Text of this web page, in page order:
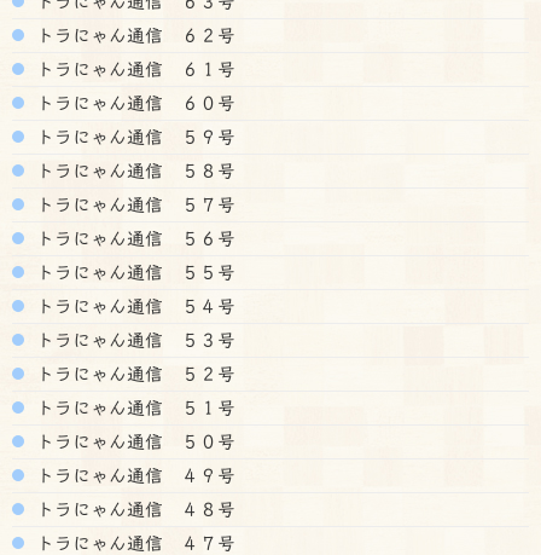
トラにゃん通信 ６２号
トラにゃん通信 ６１号
トラにゃん通信 ６０号
トラにゃん通信 ５９号
トラにゃん通信 ５８号
トラにゃん通信 ５７号
トラにゃん通信 ５６号
トラにゃん通信 ５５号
トラにゃん通信 ５４号
トラにゃん通信 ５３号
トラにゃん通信 ５２号
トラにゃん通信 ５１号
トラにゃん通信 ５０号
トラにゃん通信 ４９号
トラにゃん通信 ４８号
トラにゃん通信 ４７号